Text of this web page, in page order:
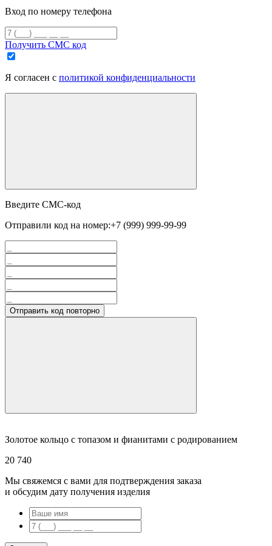
Вход по номеру телефона
Получить СМС код
Я согласен с политикой конфиденциальности
Введите СМС-код
Отправили код на номер:+7 (999) 999-99-99
Отправить код повторно
Золотое кольцо с топазом и фианитами с родированием
20 740
Мы свяжемся с вами для подтверждения заказа
и обсудим дату получения изделия